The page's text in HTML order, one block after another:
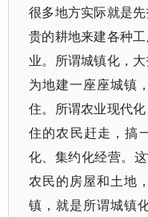
很多地方实际就是
贵的耕地来建各种
业。所谓城镇化，
为地建一座座城镇
住。所谓农业现代
住的农民赶走，搞
化、集约化经营。
农民的房屋和土地
镇，就是所谓城镇